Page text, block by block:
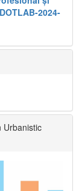
2024-
Urbanistic